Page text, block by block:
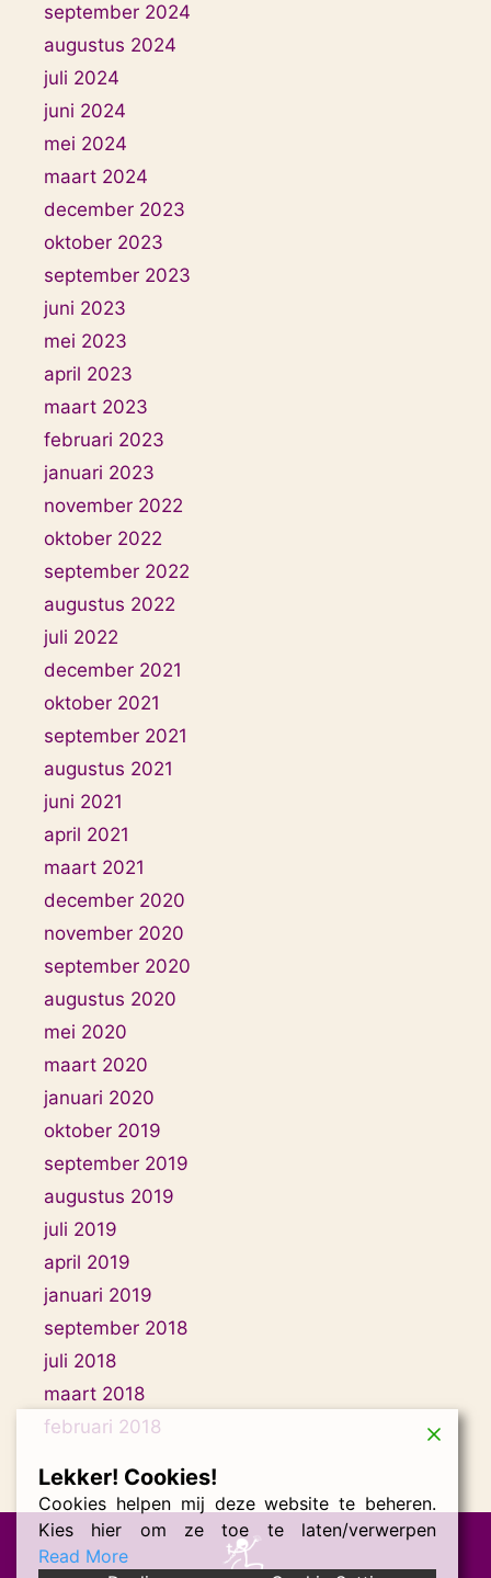
september 2024
augustus 2024
juli 2024
juni 2024
mei 2024
maart 2024
december 2023
oktober 2023
september 2023
juni 2023
mei 2023
april 2023
maart 2023
februari 2023
januari 2023
november 2022
oktober 2022
september 2022
augustus 2022
juli 2022
december 2021
oktober 2021
september 2021
augustus 2021
juni 2021
april 2021
maart 2021
december 2020
november 2020
september 2020
augustus 2020
mei 2020
maart 2020
januari 2020
oktober 2019
september 2019
augustus 2019
juli 2019
april 2019
januari 2019
september 2018
juli 2018
maart 2018
februari 2018
Lekker! Cookies!
Cookies helpen mij deze website te beheren.
Kies hier om ze toe te laten/verwerpen
Read More